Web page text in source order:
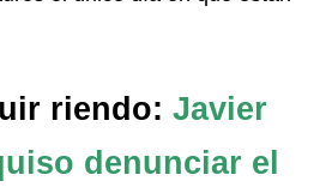
riendo: Javier
denunciar el